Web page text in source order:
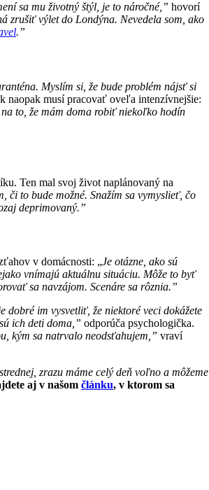
sa mu životný štýl, je to náročné,” hovorí
zrušiť výlet do Londýna. Nevedela som, ako
.”
Myslím si, že bude problém nájsť si
naopak musí pracovať oveľa intenzívnejšie:
to, že mám doma robiť niekoľko hodín
Ten mal svoj život naplánovaný na
či to bude možné. Snažím sa vymyslieť, čo
deprimovaný.”
v domácnosti: „Je otázne, ako sú
vnímajú aktuálnu situáciu. Môže to byť
sa navzájom. Scenáre sa rôznia.”
im vysvetliť, že niektoré veci dokážete
ich deti doma,” odporúča psychologička.
kým sa natrvalo neodsťahujem,” vraví
zrazu máme celý deň voľno a môžeme
aj v našom článku, v ktorom sa